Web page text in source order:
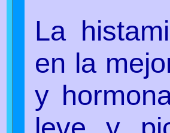
La
en la
y